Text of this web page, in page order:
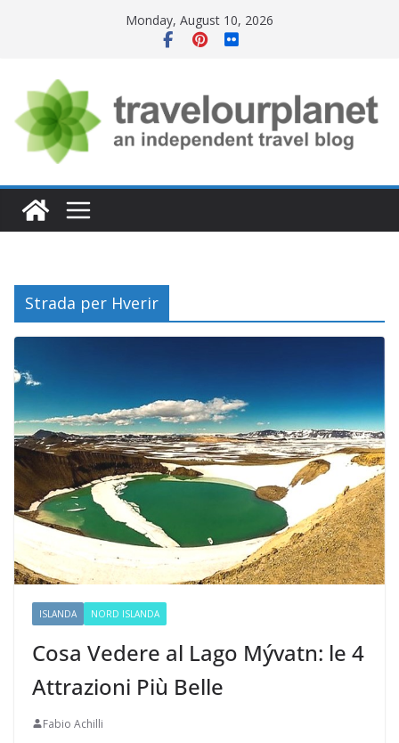
Monday, August 10, 2026
Strada per Hverir
ISLANDA NORD ISLANDA
Cosa Vedere al Lago Mývatn: le 4
Attrazioni Più Belle
Fabio Achilli